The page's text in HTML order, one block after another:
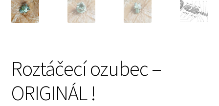
Roztáčecí ozubec –
ORIGINÁL !